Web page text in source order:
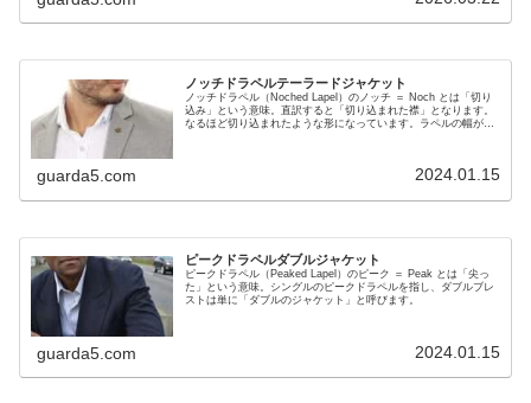
ノッチドラペルテーラードジャケット
ノッチドラペル（Noched Lapel）のノッチ ＝ Noch とは「切り
込み」という意味。直訳すると「切り込まれた襟」となります。
なるほど切り込まれたような形になっています。ラペルの幅が広
guarda5.com 2024.01.15
ピークドラペルダブルジャケット
ピークドラペル（Peaked Lapel）のピーク ＝ Peak とは「尖っ
た」という意味。シングルのピークドラペルを指し、ダブルブレ
ストは単に「ダブルのジャケット」と呼びます。
guarda5.com 2024.01.15